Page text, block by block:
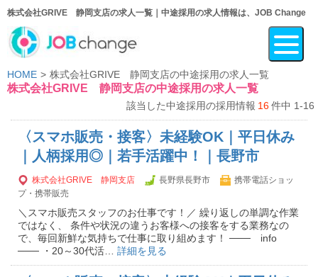
株式会社GRIVE 静岡支店の求人一覧｜中途採用の求人情報は、JOB Change
HOME 株式会社GRIVE 静岡支店の中途採用の求人一覧
株式会社GRIVE 静岡支店の中途採用の求人一覧
該当した中途採用の採用情報 16件中 1-16
〈スマホ販売・接客〉未経験OK｜平日休み
｜人柄採用◎｜若手活躍中！｜長野市
株式会社GRIVE 静岡支店 長野県長野市
携帯電話ショッ
プ・携帯販売
＼スマホ販売スタッフのお仕事です！／ 繰り返しの単調な作業
ではなく、 条件や状況の違うお客様への接客をする業務なの
で、毎回新鮮な気持ちで仕事に取り組めます！ ─── info
─── ・20～30代活… 詳細を見る